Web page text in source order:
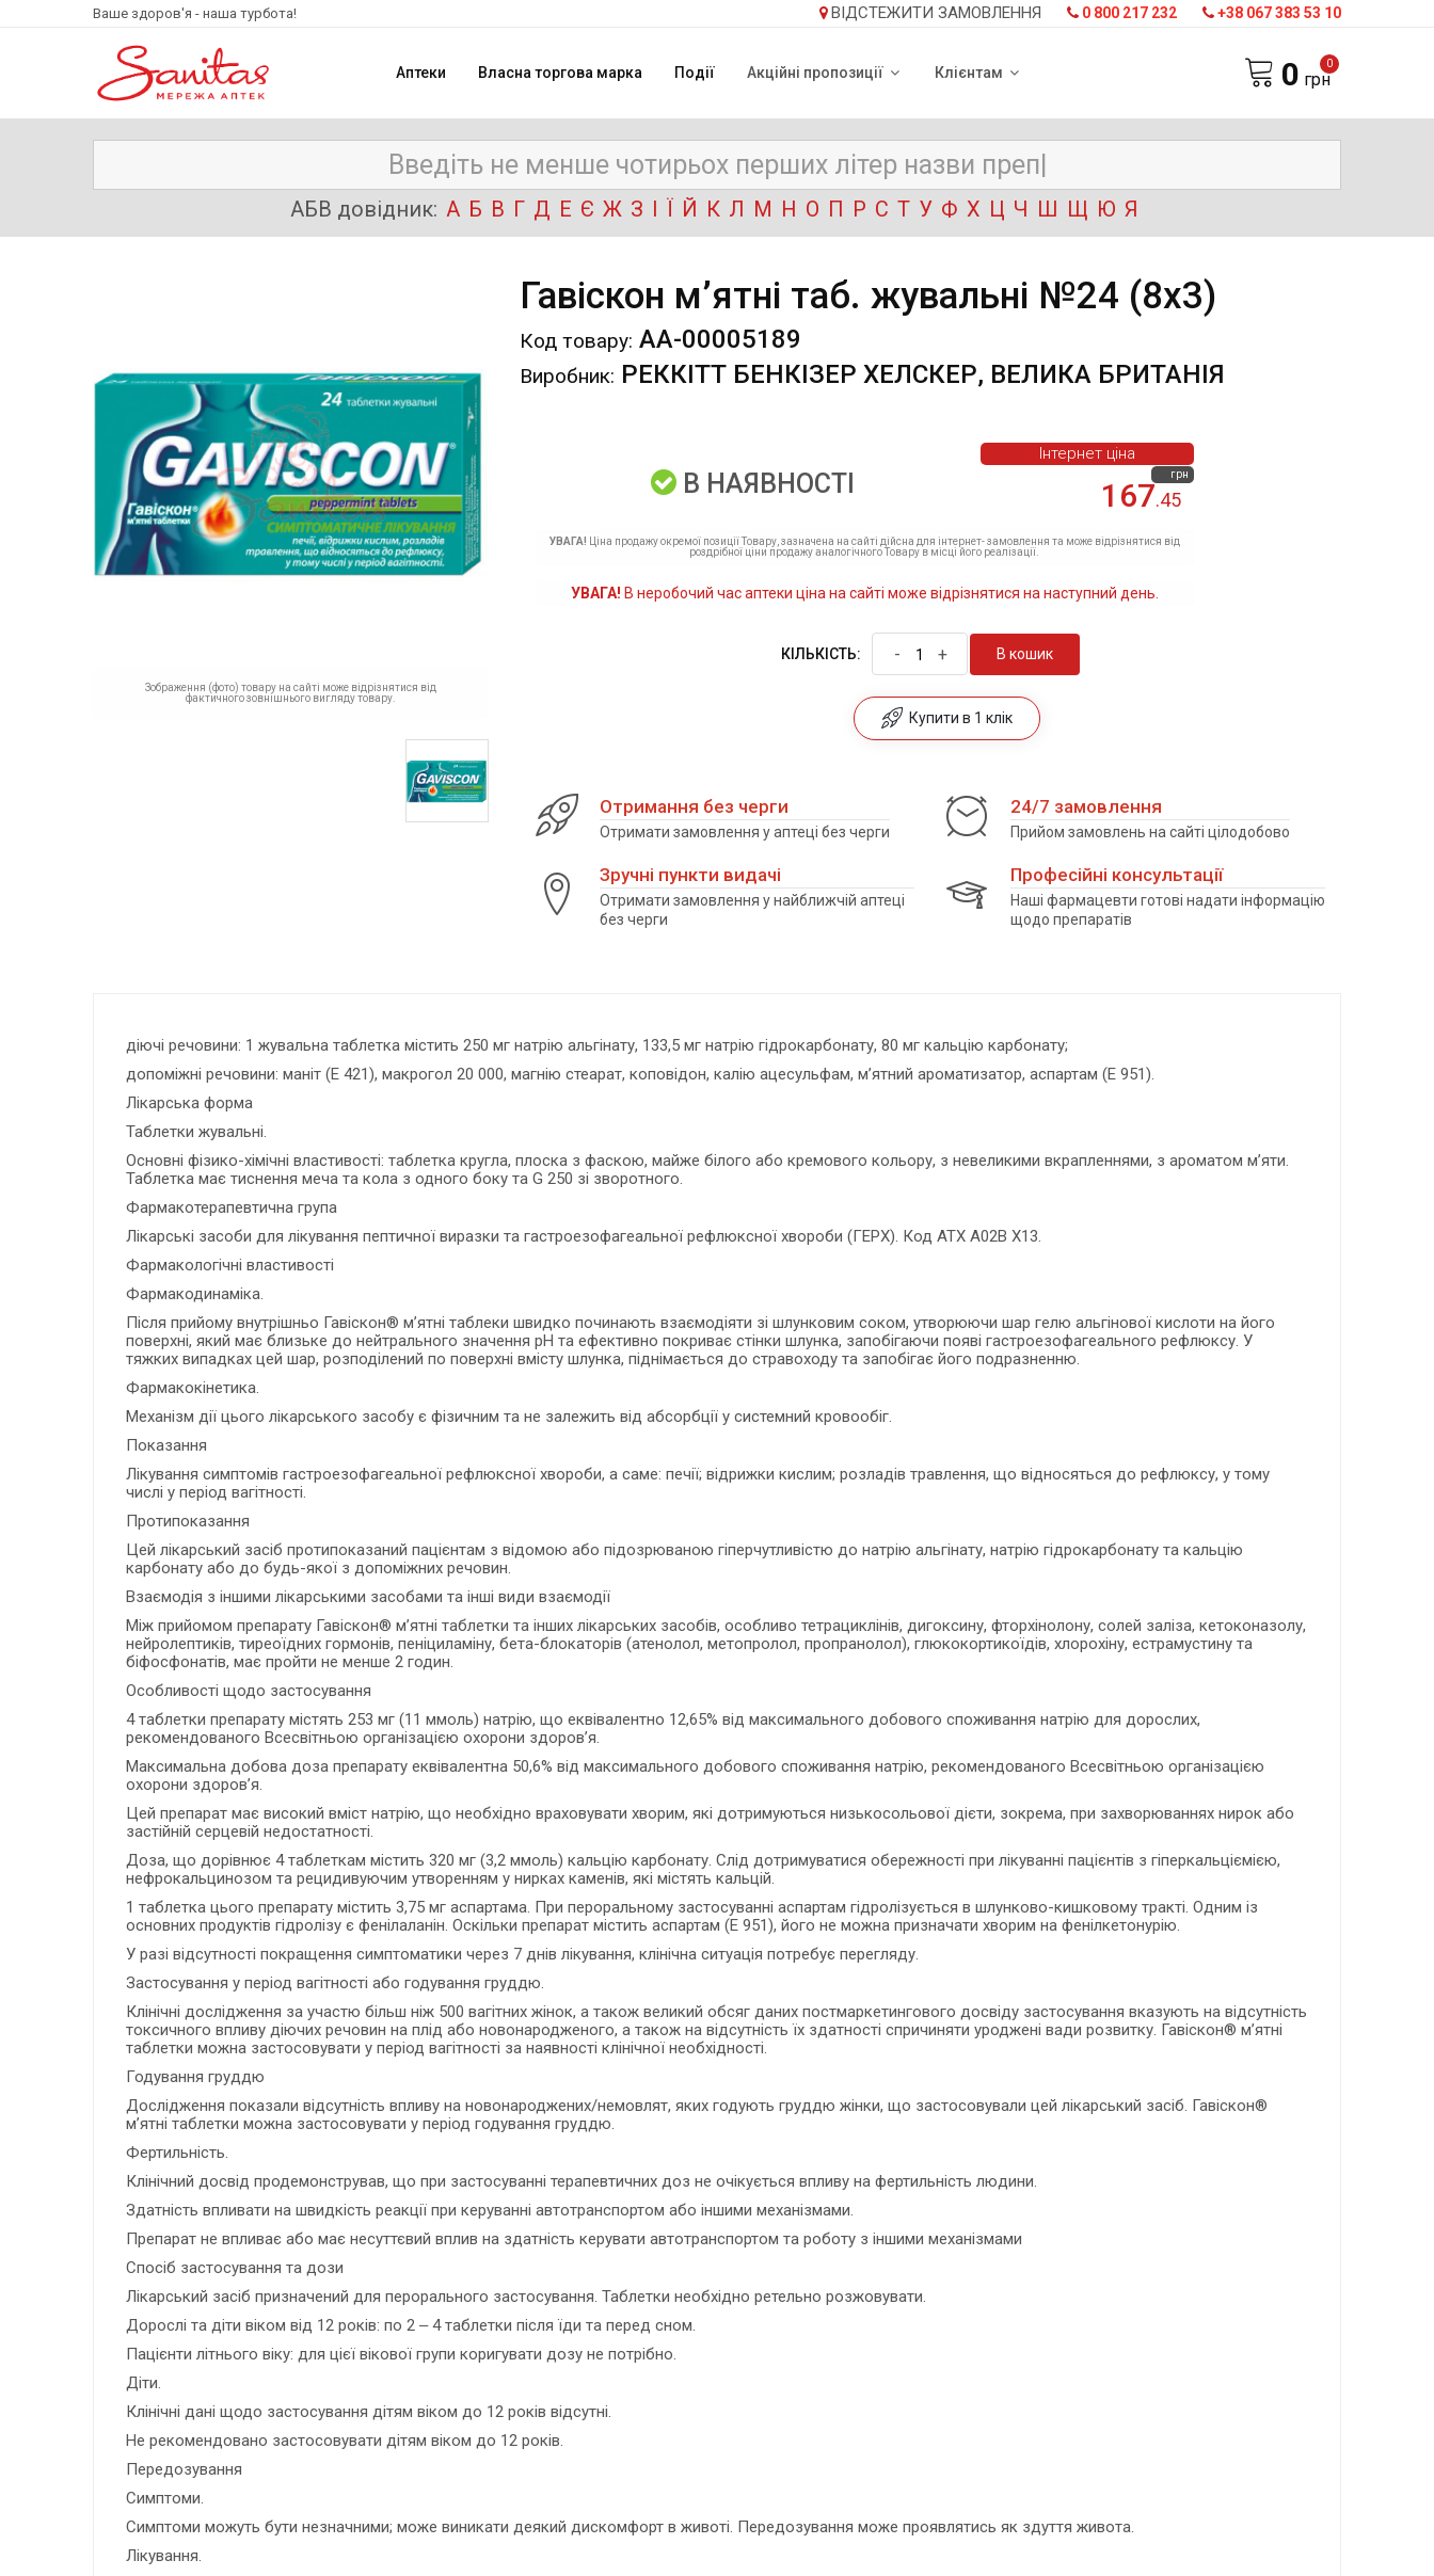
Ваше здоров'я - наша турбота! ВІДСТЕЖИТИ ЗАМОВЛЕННЯ 0 800 217 232 +38 067 383 53 10
Аптеки Власна торгова марка Події Акційні пропозиції Клієнтам
0
0 грн
АБВ довідник: А Б В Г Д Е Є Ж З І Ї Й К Л М Н О П Р С Т У Ф Х Ц Ч Ш Щ Ю Я
Зображення (фото) товару на сайті може відрізнятися від
фактичного зовнішнього вигляду товару.
Гавіскон м’ятні таб. жувальні №24 (8х3)
Код товару: АА-00005189
Виробник: РЕККІТТ БЕНКІЗЕР ХЕЛСКЕР, ВЕЛИКА БРИТАНІЯ
В НАЯВНОСТІ 167.45
грн
Інтернет ціна
УВАГА! Ціна продажу окремої позиції Товару, зазначена на сайті дійсна для інтернет- замовлення та може відрізнятися від
роздрібної ціни продажу аналогічного Товару в місці його реалізації.
УВАГА! В неробочий час аптеки ціна на сайті може відрізнятися на наступний день.
КІЛЬКІСТЬ: - + В кошик
Купити в 1 клік
Отримання без черги
Отримати замовлення у аптеці без черги
24/7 замовлення
Прийом замовлень на сайті цілодобово
Зручні пункти видачі
Отримати замовлення у найближчій аптеці
без черги
Професійні консультації
Наші фармацевти готові надати інформацію
щодо препаратів
діючі речовини: 1 жувальна таблетка містить 250 мг натрію альгінату, 133,5 мг натрію гідрокарбонату, 80 мг кальцію карбонату;
допоміжні речовини: маніт (Е 421), макрогол 20 000, магнію стеарат, коповідон, калію ацесульфам, м’ятний ароматизатор, аспартам (Е 951).
Лікарська форма
Таблетки жувальні.
Основні фізико-хімічні властивості: таблетка кругла, плоска з фаскою, майже білого або кремового кольору, з невеликими вкрапленнями, з ароматом м’яти.
Таблетка має тиснення меча та кола з одного боку та G 250 зі зворотного.
Фармакотерапевтична група
Лікарські засоби для лікування пептичної виразки та гастроезофагеальної рефлюксної хвороби (ГЕРХ). Код АТХ A02B X13.
Фармакологічні властивості
Фармакодинаміка.
Після прийому внутрішньо Гавіскон® м’ятні таблеки швидко починають взаємодіяти зі шлунковим соком, утворюючи шар гелю альгінової кислоти на його
поверхні, який має близьке до нейтрального значення рН та ефективно покриває стінки шлунка, запобігаючи появі гастроезофагеального рефлюксу. У
тяжких випадках цей шар, розподілений по поверхні вмісту шлунка, піднімається до стравоходу та запобігає його подразненню.
Фармакокінетика.
Механізм дії цього лікарського засобу є фізичним та не залежить від абсорбції у системний кровообіг.
Показання
Лікування симптомів гастроезофагеальної рефлюксної хвороби, а саме: печії; відрижки кислим; розладів травлення, що відносяться до рефлюксу, у тому
числі у період вагітності.
Протипоказання
Цей лікарський засіб протипоказаний пацієнтам з відомою або підозрюваною гіперчутливістю до натрію альгінату, натрію гідрокарбонату та кальцію
карбонату або до будь-якої з допоміжних речовин.
Взаємодія з іншими лікарськими засобами та інші види взаємодії
Між прийомом препарату Гавіскон® м’ятні таблетки та інших лікарських засобів, особливо тетрациклінів, дигоксину, фторхінолону, солей заліза, кетоконазолу,
нейролептиків, тиреоїдних гормонів, пеніциламіну, бета-блокаторів (атенолол, метопролол, пропранолол), глюкокортикоїдів, хлорохіну, естрамустину та
біфосфонатів, має пройти не менше 2 годин.
Особливості щодо застосування
4 таблетки препарату містять 253 мг (11 ммоль) натрію, що еквівалентно 12,65% від максимального добового споживання натрію для дорослих,
рекомендованого Всесвітньою організацією охорони здоров’я.
Максимальна добова доза препарату еквівалентна 50,6% від максимального добового споживання натрію, рекомендованого Всесвітньою організацією
охорони здоров’я.
Цей препарат має високий вміст натрію, що необхідно враховувати хворим, які дотримуються низькосольової дієти, зокрема, при захворюваннях нирок або
застійній серцевій недостатності.
Доза, що дорівнює 4 таблеткам містить 320 мг (3,2 ммоль) кальцію карбонату. Слід дотримуватися обережності при лікуванні пацієнтів з гіперкальціємією,
нефрокальцинозом та рецидивуючим утворенням у нирках каменів, які містять кальцій.
1 таблетка цього препарату містить 3,75 мг аспартама. При пероральному застосуванні аспартам гідролізується в шлунково-кишковому тракті. Одним із
основних продуктів гідролізу є фенілаланін. Оскільки препарат містить аспартам (Е 951), його не можна призначати хворим на фенілкетонурію.
У разі відсутності покращення симптоматики через 7 днів лікування, клінічна ситуація потребує перегляду.
Застосування у період вагітності або годування груддю.
Клінічні дослідження за участю більш ніж 500 вагітних жінок, а також великий обсяг даних постмаркетингового досвіду застосування вказують на відсутність
токсичного впливу діючих речовин на плід або новонародженого, а також на відсутність їх здатності спричиняти уроджені вади розвитку. Гавіскон® м’ятні
таблетки можна застосовувати у період вагітності за наявності клінічної необхідності.
Годування груддю
Дослідження показали відсутність впливу на новонароджених/немовлят, яких годують груддю жінки, що застосовували цей лікарський засіб. Гавіскон®
м’ятні таблетки можна застосовувати у період годування груддю.
Фертильність.
Клінічний досвід продемонстрував, що при застосуванні терапевтичних доз не очікується впливу на фертильність людини.
Здатність впливати на швидкість реакції при керуванні автотранспортом або іншими механізмами.
Препарат не впливає або має несуттєвий вплив на здатність керувати автотранспортом та роботу з іншими механізмами
Спосіб застосування та дози
Лікарський засіб призначений для перорального застосування. Таблетки необхідно ретельно розжовувати.
Дорослі та діти віком від 12 років: по 2 ‒ 4 таблетки після їди та перед сном.
Пацієнти літнього віку: для цієї вікової групи коригувати дозу не потрібно.
Діти.
Клінічні дані щодо застосування дітям віком до 12 років відсутні.
Не рекомендовано застосовувати дітям віком до 12 років.
Передозування
Симптоми.
Симптоми можуть бути незначними; може виникати деякий дискомфорт в животі. Передозування може проявлятись як здуття живота.
Лікування.